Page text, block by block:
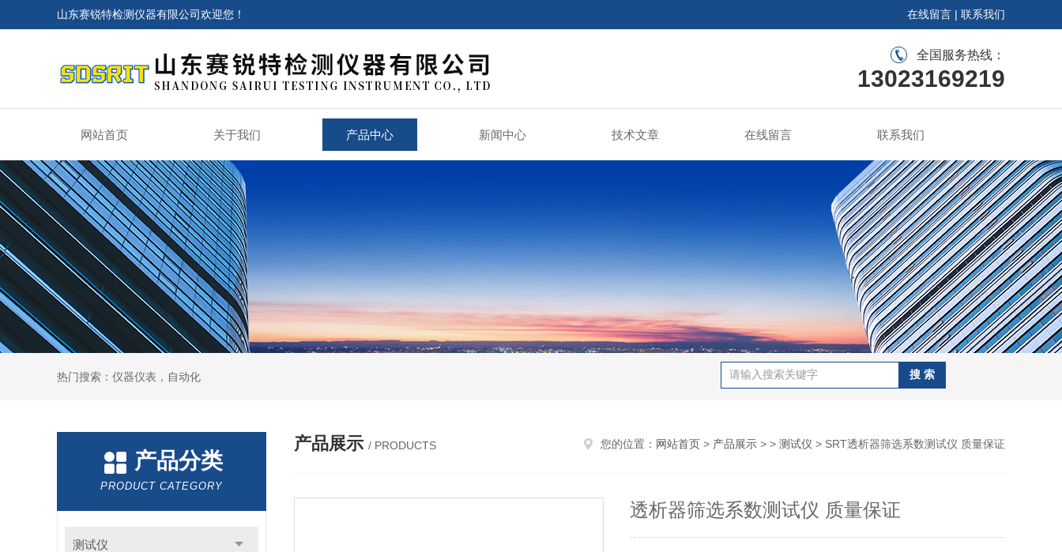
山东赛锐特检测仪器有限公司欢迎您！ 在线留言 | 联系我们
全国服务热线：
13023169219
网站首页 关于我们 产品中心 新闻中心 技术文章 在线留言 联系我们
热门搜索：仪器仪表，自动化
产品分类
PRODUCT CATEGORY
测试仪
产品展示 / PRODUCTS 您的位置： 网站首页 > 产品展示 > > 测试仪 > SRT透析器筛选系数测试仪 质量保证
透析器筛选系数测试仪 质量保证